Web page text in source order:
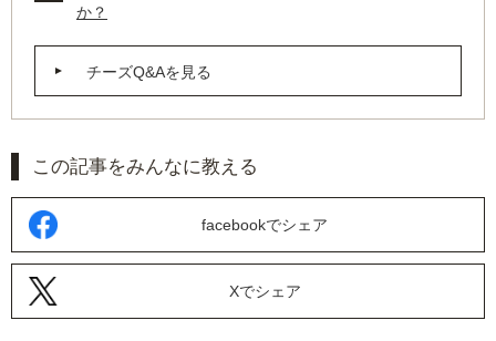
か？
チーズQ&Aを見る
この記事をみんなに教える
facebookでシェア
Xでシェア